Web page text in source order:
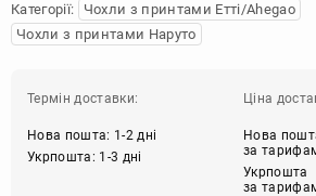
Категорії:
Чохли з принтами Етті/Ahegao
Чохли з принтами Наруто
Термін доставки:
Нова пошта: 1-2 дні
Укрпошта: 1-3 дні
Ціна
Нова
за
Укрпошта
за